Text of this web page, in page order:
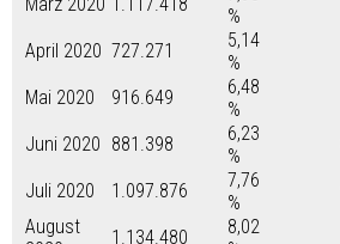
%
April 2020 727.271
5,14
%
Mai 2020
916.649
6,48
%
Juni 2020 881.398
6,23
%
Juli 2020
1.097.876
7,76
%
August
1.134.480
8,02